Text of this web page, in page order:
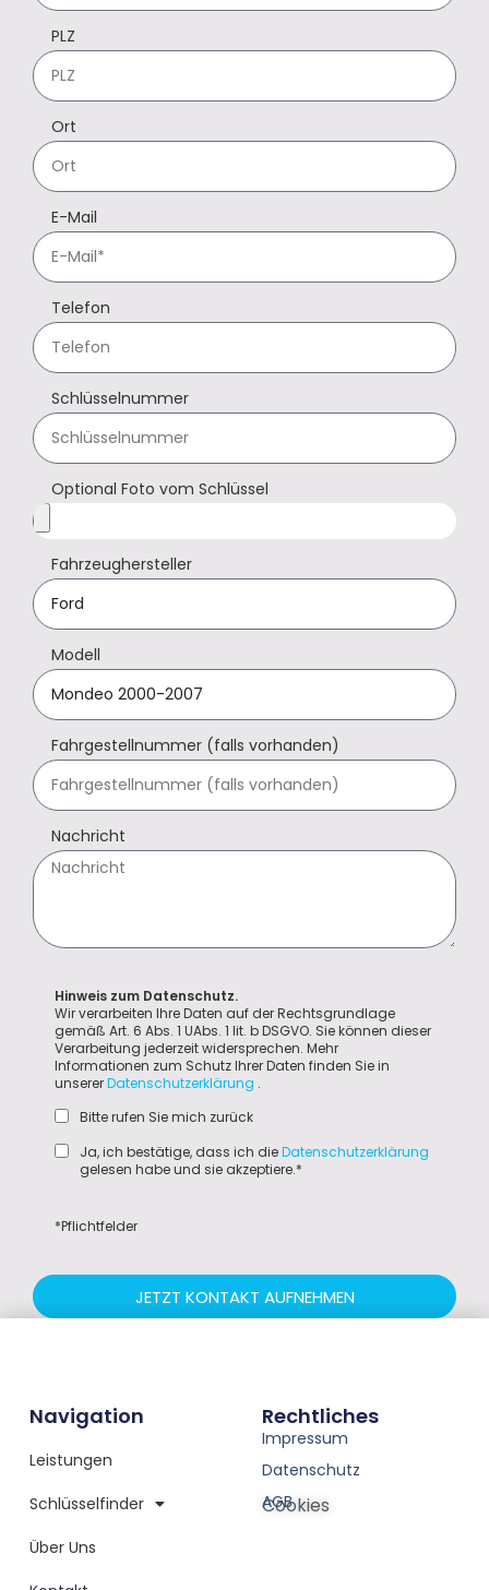
PLZ
Ort
E-Mail
Telefon
Schlüsselnummer
Optional Foto vom Schlüssel
Fahrzeughersteller
Modell
Fahrgestellnummer (falls vorhanden)
Nachricht
Hinweis zum Datenschutz.
Wir verarbeiten Ihre Daten auf der Rechtsgrundlage
gemäß Art. 6 Abs. 1 UAbs. 1 lit. b DSGVO. Sie können dieser
Verarbeitung jederzeit widersprechen. Mehr
Informationen zum Schutz Ihrer Daten finden Sie in
unsererDatenschutzerklärung .
Bitte rufen Sie mich zurück
Ja, ich bestätige, dass ich dieDatenschutzerklärung
gelesen habe und sie akzeptiere.*
*Pflichtfelder
JETZT KONTAKT AUFNEHMEN
Navigation
Leistungen
Schlüsselfinder
Über Uns
Rechtliches
Impressum
Datenschutz
AGB
Cookies